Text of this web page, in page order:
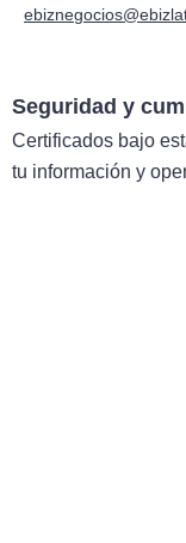
Seguridad y
Certificados bajo
tu información y